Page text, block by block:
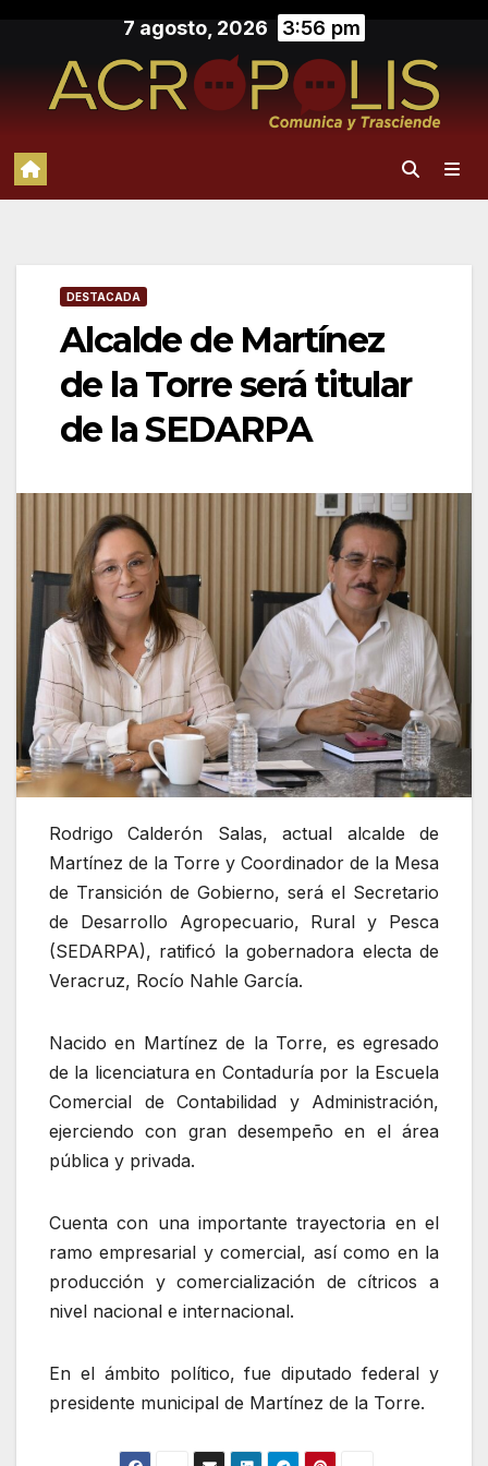
contenido
7 agosto, 2026 3:56 pm
DESTACADA
Alcalde de Martínez
de la Torre será titular
de la SEDARPA
Rodrigo Calderón Salas, actual alcalde de
Martínez de la Torre y Coordinador de la Mesa
de Transición de Gobierno, será el Secretario
de Desarrollo Agropecuario, Rural y Pesca
(SEDARPA), ratificó la gobernadora electa de
Veracruz, Rocío Nahle García.
Nacido en Martínez de la Torre, es egresado
de la licenciatura en Contaduría por la Escuela
Comercial de Contabilidad y Administración,
ejerciendo con gran desempeño en el área
pública y privada.
Cuenta con una importante trayectoria en el
ramo empresarial y comercial, así como en la
producción y comercialización de cítricos a
nivel nacional e internacional.
En el ámbito político, fue diputado federal y
presidente municipal de Martínez de la Torre.